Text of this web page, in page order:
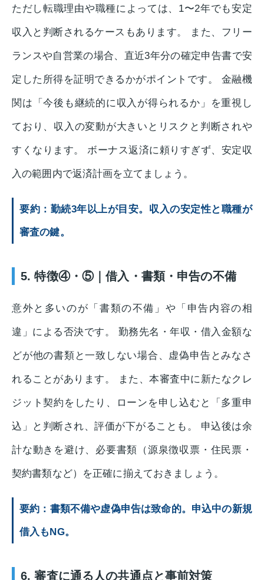
ただし転職理由や職種によっては、1〜2年でも安定
収入と判断されるケースもあります。 また、フリー
ランスや自営業の場合、直近3年分の確定申告書で安
定した所得を証明できるかがポイントです。 金融機
関は「今後も継続的に収入が得られるか」を重視し
ており、収入の変動が大きいとリスクと判断されや
すくなります。 ボーナス返済に頼りすぎず、安定収
入の範囲内で返済計画を立てましょう。
要約：勤続3年以上が目安。収入の安定性と職種が
審査の鍵。
5. 特徴④・⑤｜借入・書類・申告の不備
意外と多いのが「書類の不備」や「申告内容の相
違」による否決です。 勤務先名・年収・借入金額な
どが他の書類と一致しない場合、虚偽申告とみなさ
れることがあります。 また、本審査中に新たなクレ
ジット契約をしたり、ローンを申し込むと「多重申
込」と判断され、評価が下がることも。 申込後は余
計な動きを避け、必要書類（源泉徴収票・住民票・
契約書類など）を正確に揃えておきましょう。
要約：書類不備や虚偽申告は致命的。申込中の新規
借入もNG。
6. 審査に通る人の共通点と事前対策